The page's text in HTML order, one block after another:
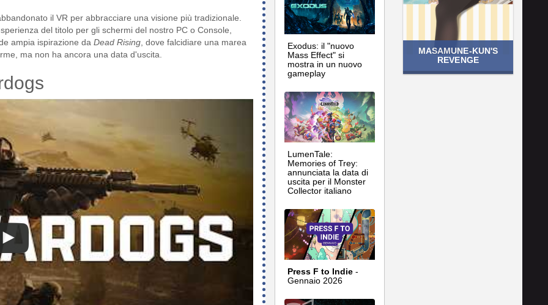
il VR per abbracciare una visione più tradizionale.
del titolo per gli schermi del nostro PC o Console,
ampia ispirazione da Dead Rising, dove falcidiare una marea
ma non ha ancora una data d'uscita.
Exodus: il "nuovo
Mass Effect" si
mostra in un nuovo
gameplay
LumenTale:
Memories of Trey:
annunciata la data di
uscita per il Monster
Collector italiano
Press F to Indie -
Gennaio 2026
MASAMUNE-KUN'S
REVENGE